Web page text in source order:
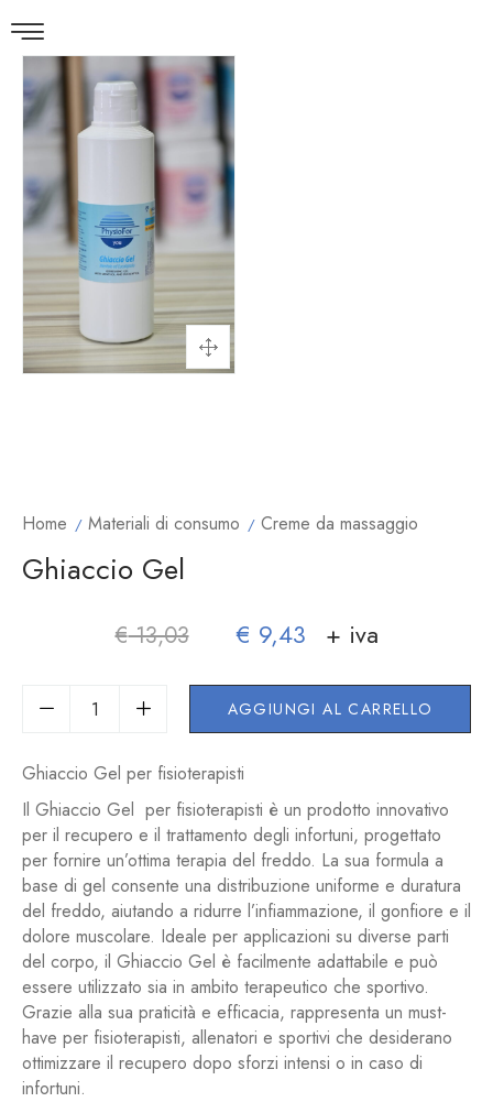
Home Materiali di consumo Creme da massaggio
Ghiaccio Gel
€13,03 € 9,43 + iva
AGGIUNGI AL CARRELLO
Ghiaccio Gel per fisioterapisti
Il Ghiaccio Gel per fisioterapisti è un prodotto innovativo
per il recupero e il trattamento degli infortuni, progettato
per fornire un’ottima terapia del freddo. La sua formula a
base di gel consente una distribuzione uniforme e duratura
del freddo, aiutando a ridurre l’infiammazione, il gonfiore e il
dolore muscolare. Ideale per applicazioni su diverse parti
del corpo, il Ghiaccio Gel è facilmente adattabile e può
essere utilizzato sia in ambito terapeutico che sportivo.
Grazie alla sua praticità e efficacia, rappresenta un must-
have per fisioterapisti, allenatori e sportivi che desiderano
ottimizzare il recupero dopo sforzi intensi o in caso di
infortuni.